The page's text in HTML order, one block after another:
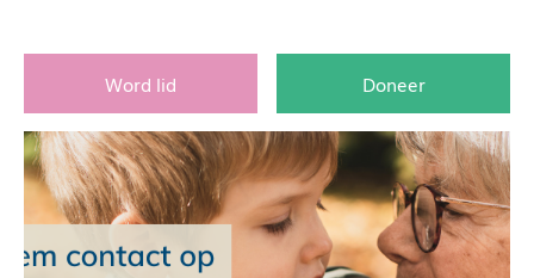
Word lid Doneer